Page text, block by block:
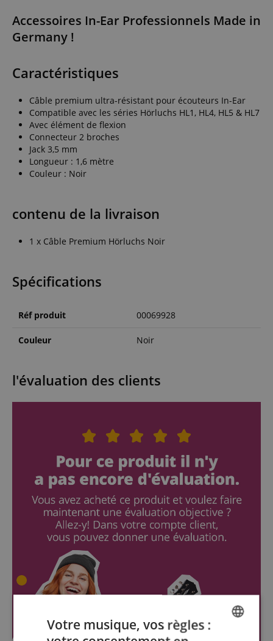
Accessoires In-Ear Professionnels Made in
Germany !
Caractéristiques
Câble premium ultra-résistant pour écouteurs In-Ear
Compatible avec les séries Hörluchs HL1, HL4, HL5 & HL7
Avec élément de flexion
Connecteur 2 broches
Jack 3,5 mm
Longueur : 1,6 mètre
Couleur : Noir
contenu de la livraison
1 x Câble Premium Hörluchs Noir
Spécifications
Réf produit 00069928
Couleur Noir
l'évaluation des clients
Votre musique, vos règles :